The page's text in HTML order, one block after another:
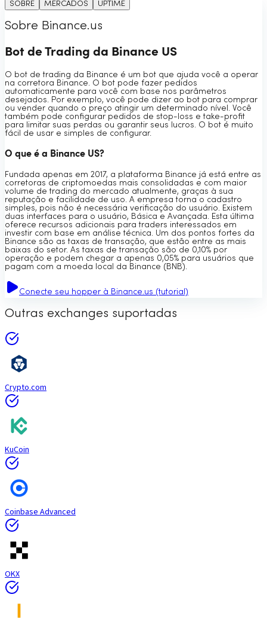
SOBRE
MERCADOS UPTIME
Sobre Binance.us
Bot de Trading da Binance US
O bot de trading da Binance é um bot que ajuda você a operar
na corretora Binance. O bot pode fazer pedidos
automaticamente para você com base nos parâmetros
desejados. Por exemplo, você pode dizer ao bot para comprar
ou vender quando o preço atingir um determinado nível. Você
também pode configurar pedidos de stop-loss e take-profit
para limitar suas perdas ou garantir seus lucros. O bot é muito
fácil de usar e simples de configurar.
O que é a Binance US?
Fundada apenas em 2017, a plataforma Binance já está entre as
corretoras de criptomoedas mais consolidadas e com maior
volume de trading do mercado atualmente, graças à sua
reputação e facilidade de uso. A empresa torna o cadastro
simples, pois não é necessária verificação do usuário. Existem
duas interfaces para o usuário, Básica e Avançada. Esta última
oferece recursos adicionais para traders interessados em
investir com base em análise técnica. Um dos pontos fortes da
Binance são as taxas de transação, que estão entre as mais
baixas do setor. As taxas de transação são de 0,10% por
operação e podem chegar a apenas 0,05% para usuários que
pagam com a moeda local da Binance (BNB).
Conecte seu hopper à Binance.us (tutorial)
Outras exchanges suportadas
Crypto.com
KuCoin
Coinbase Advanced
OKX